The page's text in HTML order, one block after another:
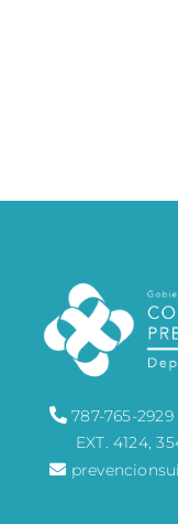
787-765-2929
EXT. 4124,